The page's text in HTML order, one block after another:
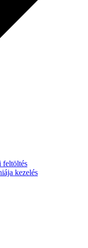
feltöltés
kezelés